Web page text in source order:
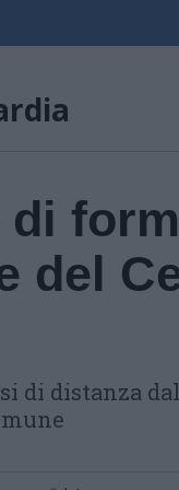
del
di distanza